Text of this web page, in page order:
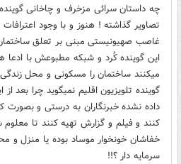
چه داستان سرائی مزخرف و چاخانی
تصاویر گذاشته ! هنوز و با وجود
غاصب صهیونیستی مبنی بر تعلق
این گوینده کُرد و شبکه مطبوعش با
میکنند ساختمان را مسکونی و محل
گوینده تلویزیون اقلیم نمیگوید چرا بعد
داده نشده خبرنگاران به درستی و بصورت
کنند و فیلم و گزارش تهیه کنند تا معلوم
خفاشان خونخوار موساد بوده یا منزل و
سرمایه دار ؟!!